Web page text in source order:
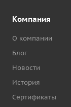
Компания
О компании
Блог
Новости
История
Сертификаты